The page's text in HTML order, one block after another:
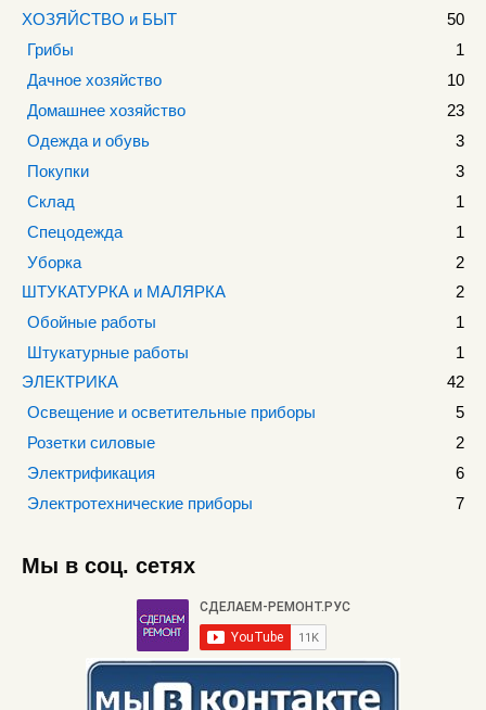
ХОЗЯЙСТВО и БЫТ
50
Грибы
1
Дачное хозяйство
10
Домашнее хозяйство
23
Одежда и обувь
3
Покупки
3
Склад
1
Спецодежда
1
Уборка
2
ШТУКАТУРКА и МАЛЯРКА
2
Обойные работы
1
Штукатурные работы
1
ЭЛЕКТРИКА
42
Освещение и осветительные приборы
5
Розетки силовые
2
Электрификация
6
Электротехнические приборы
7
Мы в соц. сетях